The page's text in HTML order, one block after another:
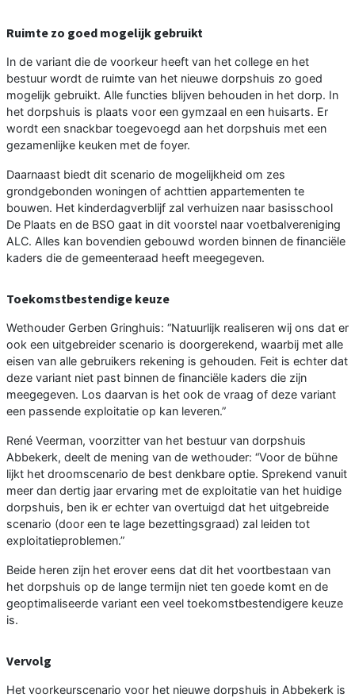
Ruimte zo goed mogelijk gebruikt
In de variant die de voorkeur heeft van het college en het
bestuur wordt de ruimte van het nieuwe dorpshuis zo goed
mogelijk gebruikt. Alle functies blijven behouden in het dorp. In
het dorpshuis is plaats voor een gymzaal en een huisarts. Er
wordt een snackbar toegevoegd aan het dorpshuis met een
gezamenlijke keuken met de foyer.
Daarnaast biedt dit scenario de mogelijkheid om zes
grondgebonden woningen of achttien appartementen te
bouwen. Het kinderdagverblijf zal verhuizen naar basisschool
De Plaats en de BSO gaat in dit voorstel naar voetbalvereniging
ALC. Alles kan bovendien gebouwd worden binnen de financiële
kaders die de gemeenteraad heeft meegegeven.
Toekomstbestendige keuze
Wethouder Gerben Gringhuis: “Natuurlijk realiseren wij ons dat er
ook een uitgebreider scenario is doorgerekend, waarbij met alle
eisen van alle gebruikers rekening is gehouden. Feit is echter dat
deze variant niet past binnen de financiële kaders die zijn
meegegeven. Los daarvan is het ook de vraag of deze variant
een passende exploitatie op kan leveren.”
René Veerman, voorzitter van het bestuur van dorpshuis
Abbekerk, deelt de mening van de wethouder: “Voor de bühne
lijkt het droomscenario de best denkbare optie. Sprekend vanuit
meer dan dertig jaar ervaring met de exploitatie van het huidige
dorpshuis, ben ik er echter van overtuigd dat het uitgebreide
scenario (door een te lage bezettingsgraad) zal leiden tot
exploitatieproblemen.”
Beide heren zijn het erover eens dat dit het voortbestaan van
het dorpshuis op de lange termijn niet ten goede komt en de
geoptimaliseerde variant een veel toekomstbestendigere keuze
is.
Vervolg
Het voorkeurscenario voor het nieuwe dorpshuis in Abbekerk is